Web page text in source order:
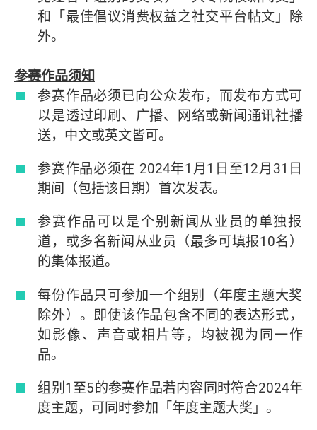
和「最佳倡议消费权益之社交平台帖文」除
外。
参赛作品须知
参赛作品必须已向公众发布，而发布方式可
以是透过印刷、广播、网络或新闻通讯社播
送，中文或英文皆可。
参赛作品必须在 2024年1月1日至12月31日
期间（包括该日期）首次发表。
参赛作品可以是个别新闻从业员的单独报
道，或多名新闻从业员（最多可填报10名）
的集体报道。
每份作品只可参加一个组别（年度主题大奖
除外）。即使该作品包含不同的表达形式，
如影像、声音或相片等，均被视为同一作
品。
组别1至5的参赛作品若内容同时符合2024年
度主题，可同时参加「年度主题大奖」。